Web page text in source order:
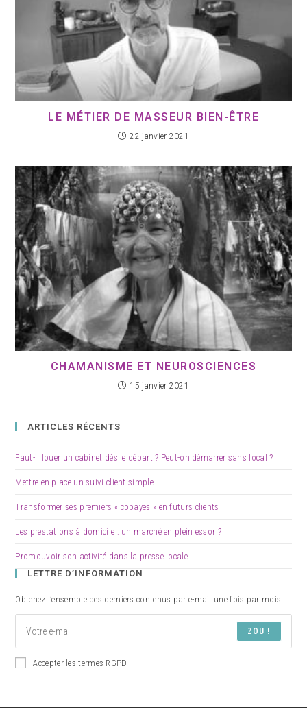
LE MÉTIER DE MASSEUR BIEN-ÊTRE
22 janvier 2021
CHAMANISME ET NEUROSCIENCES
15 janvier 2021
ARTICLES RÉCENTS
Faut-il louer un cabinet dès le départ ? Peut-on démarrer sans local ?
Mettre en place un suivi client simple
Transformer ses premiers « cobayes » en futurs clients
Les prestations à domicile : un marché en plein essor ?
Promouvoir son activité dans la presse locale
LETTRE D’INFORMATION
Obtenez l’ensemble des derniers contenus par e-mail une fois par mois.
ZOU !
Accepter les termes RGPD